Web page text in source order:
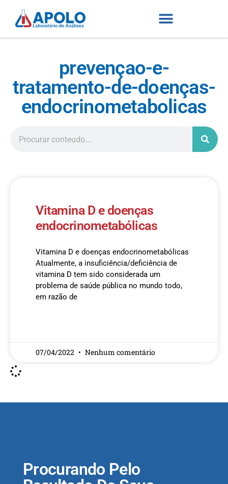
prevençao-e-
tratamento-de-doenças-
endocrinometabolicas
Vitamina D e doenças
endocrinometabólicas
Vitamina D e doenças endocrinometabólicas
Atualmente, a insuficiência/deficiência de
vitamina D tem sido considerada um
problema de saúde pública no mundo todo,
em razão de
07/04/2022 Nenhum comentário
Procurando Pelo